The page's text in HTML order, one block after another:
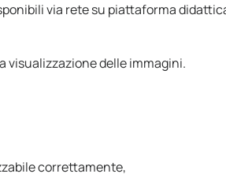
via rete su piattaforma
visualizzazione delle immagini.
correttamente,